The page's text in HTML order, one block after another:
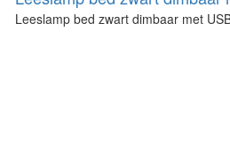
Leeslamp bed zwart dimbaar met